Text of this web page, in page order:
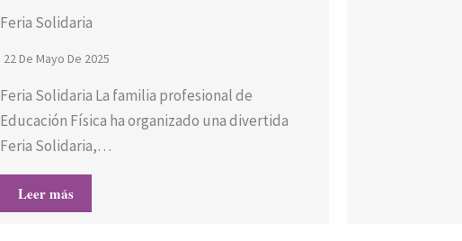
Feria Solidaria
22 De Mayo De 2025
Feria Solidaria La familia profesional de
Educación Física ha organizado una divertida
Feria Solidaria,…
Leer más